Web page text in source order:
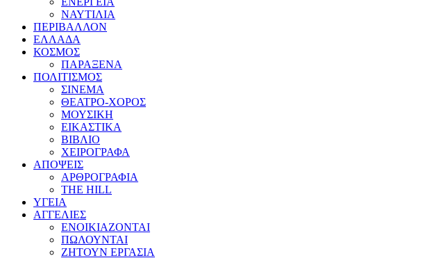
ΝΑΥΤΙΛΙΑ
ΠΕΡΙΒΑΛΛΟΝ
ΕΛΛΑΔΑ
ΚΟΣΜΟΣ
ΠΑΡΑΞΕΝΑ
ΠΟΛΙΤΙΣΜΟΣ
ΣΙΝΕΜΑ
ΘΕΑΤΡΟ-ΧΟΡΟΣ
ΜΟΥΣΙΚΗ
ΕΙΚΑΣΤΙΚΑ
ΒΙΒΛΙΟ
ΧΕΙΡΟΓΡΑΦΑ
ΑΠΟΨΕΙΣ
ΑΡΘΡΟΓΡΑΦΙΑ
THE HILL
ΥΓΕΙΑ
ΑΓΓΕΛΙΕΣ
ΕΝΟΙΚΙΑΖΟΝΤΑΙ
ΠΩΛΟΥΝΤΑΙ
ΖΗΤΟΥΝ ΕΡΓΑΣΙΑ